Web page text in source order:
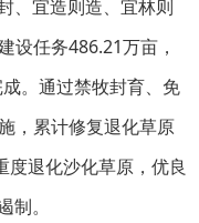
、宜造则造、宜林则
设任务486.21万亩，
。通过禁牧封育、免
，累计修复退化草原
度退化沙化草原，优良
。